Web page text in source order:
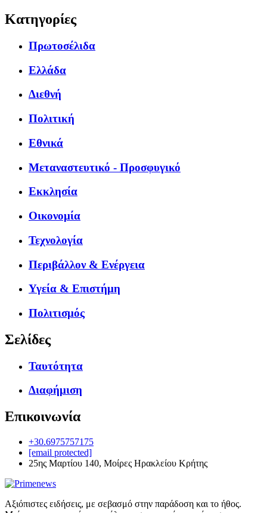
Κατηγορίες
Πρωτοσέλιδα
Ελλάδα
Διεθνή
Πολιτική
Εθνικά
Μεταναστευτικό - Προσφυγικό
Εκκλησία
Οικονομία
Τεχνολογία
Περιβάλλον & Ενέργεια
Υγεία & Επιστήμη
Πολιτισμός
Σελίδες
Ταυτότητα
Διαφήμιση
Επικοινωνία
+30.6975757175
[email protected]
25ης Μαρτίου 140, Μοίρες Ηρακλείου Κρήτης
Αξιόπιστες ειδήσεις, με σεβασμό στην παράδοση και το ήθος.